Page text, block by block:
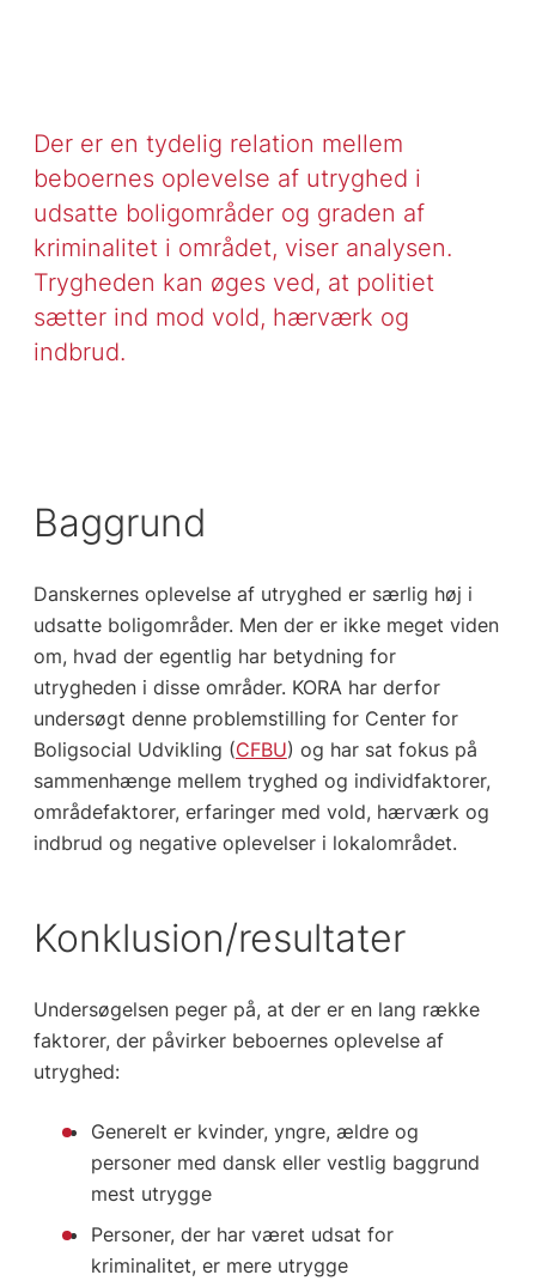
Der er en tydelig relation mellem
beboernes oplevelse af utryghed i
udsatte boligområder og graden af
kriminalitet i området, viser analysen.
Trygheden kan øges ved, at politiet
sætter ind mod vold, hærværk og
indbrud.
Baggrund
Danskernes oplevelse af utryghed er særlig høj i
udsatte boligområder. Men der er ikke meget viden
om, hvad der egentlig har betydning for
utrygheden i disse områder. KORA har derfor
undersøgt denne problemstilling for Center for
Boligsocial Udvikling (CFBU) og har sat fokus på
sammenhænge mellem tryghed og individfaktorer,
områdefaktorer, erfaringer med vold, hærværk og
indbrud og negative oplevelser i lokalområdet.
Konklusion/resultater
Undersøgelsen peger på, at der er en lang række
faktorer, der påvirker beboernes oplevelse af
utryghed:
Generelt er kvinder, yngre, ældre og
personer med dansk eller vestlig baggrund
mest utrygge
Personer, der har været udsat for
kriminalitet, er mere utrygge